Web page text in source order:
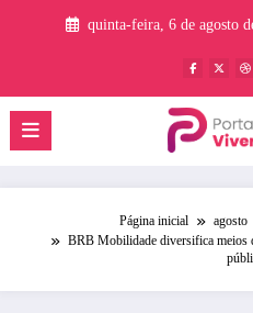
quinta-feira, 6 de agosto
Página inicial agosto
BRB Mobilidade diversifica meios